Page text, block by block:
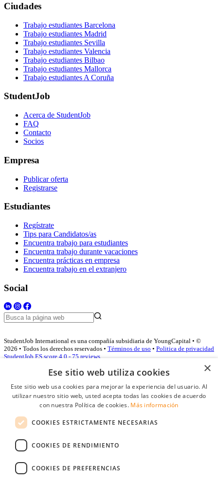
Ciudades
Trabajo estudiantes Barcelona
Trabajo estudiantes Madrid
Trabajo estudiantes Sevilla
Trabajo estudiantes Valencia
Trabajo estudiantes Bilbao
Trabajo estudiantes Mallorca
Trabajo estudiantes A Coruña
StudentJob
Acerca de StudentJob
FAQ
Contacto
Socios
Empresa
Publicar oferta
Registrarse
Estudiantes
Regístrate
Tips para Candidatos/as
Encuentra trabajo para estudiantes
Encuentra trabajo durante vacaciones
Encuentra prácticas en empresa
Encuentra trabajo en el extranjero
Social
StudentJob International es una compañía subsidiaria de YoungCapital • ©
2026 • Todos los derechos reservados • Términos de uso • Politica de privacidad
StudentJob ES score 4.0 - 75 reviews
Acceso empresas
Contraseña
Recordarme
Conectarse
×
Ese sitio web utiliza cookies
Este sitio web usa cookies para mejorar la experiencia del usuario. Al
utilizar nuestro sitio web, usted acepta todas las cookies de acuerdo
con nuestra Política de cookies. Más información
COOKIES ESTRICTAMENTE NECESARIAS
COOKIES DE RENDIMIENTO
COOKIES DE PREFERENCIAS